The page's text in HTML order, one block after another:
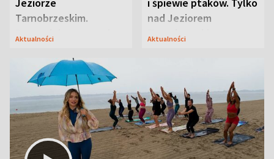
Tarnobrzeskim.
Przyrodnicy zwracają
Aktualności
nad Jeziorem
Tarnobrzeskim
Aktualności